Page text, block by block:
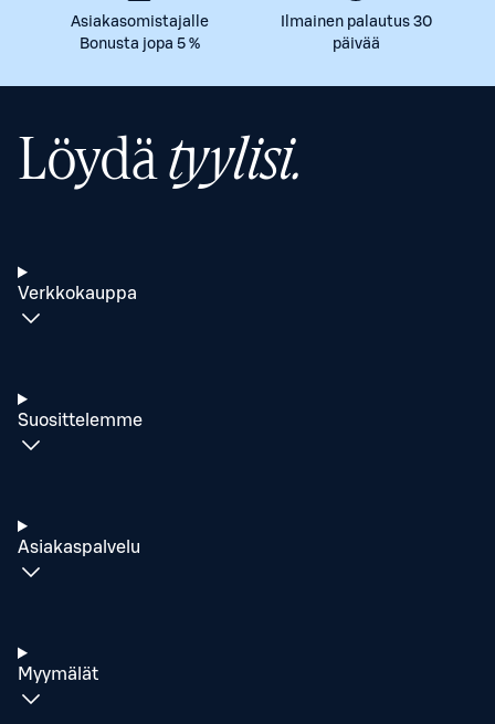
Asiakasomistajalle
Bonusta jopa 5 %
Ilmainen palautus 30
päivää
Löydätyylisi.
Verkkokauppa
Suosittelemme
Asiakaspalvelu
Myymälät